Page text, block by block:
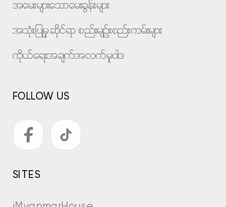
အမေးများသောမေးခွန်းများ
အသုံးပြုမှုဆိုင်ရာ စည်းမျဉ်းစည်းကမ်းများ
ကိုယ်ရေးအချက်အလက်မူဝါဒ
FOLLOW US
SITES